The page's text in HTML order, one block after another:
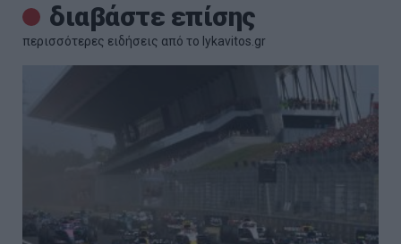
διαβάστε επίσης
περισσότερες ειδήσεις από το lykavitos.gr